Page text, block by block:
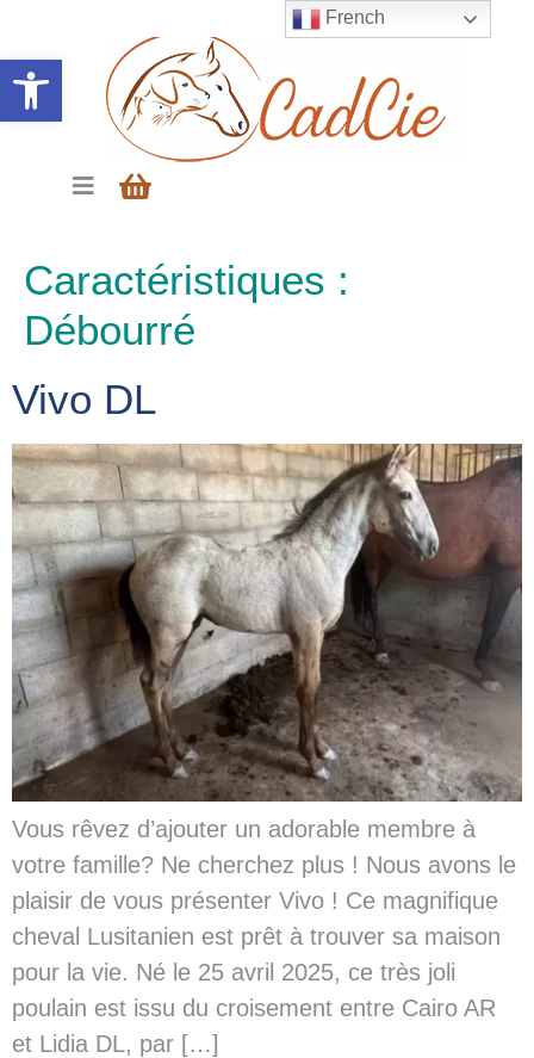
Ouvrir la barre d’outils
Caractéristiques :
Débourré
Vivo DL
Vous rêvez d’ajouter un adorable membre à
votre famille? Ne cherchez plus ! Nous avons le
plaisir de vous présenter Vivo ! Ce magnifique
cheval Lusitanien est prêt à trouver sa maison
pour la vie. Né le 25 avril 2025, ce très joli
poulain est issu du croisement entre Cairo AR
et Lidia DL, par […]
French